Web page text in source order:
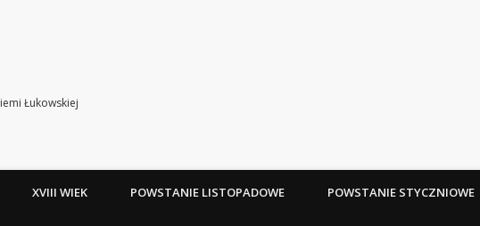
Łukowskiej
XVIII WIEK POWSTANIE LISTOPADOWE POWSTANIE STYCZNIOWE